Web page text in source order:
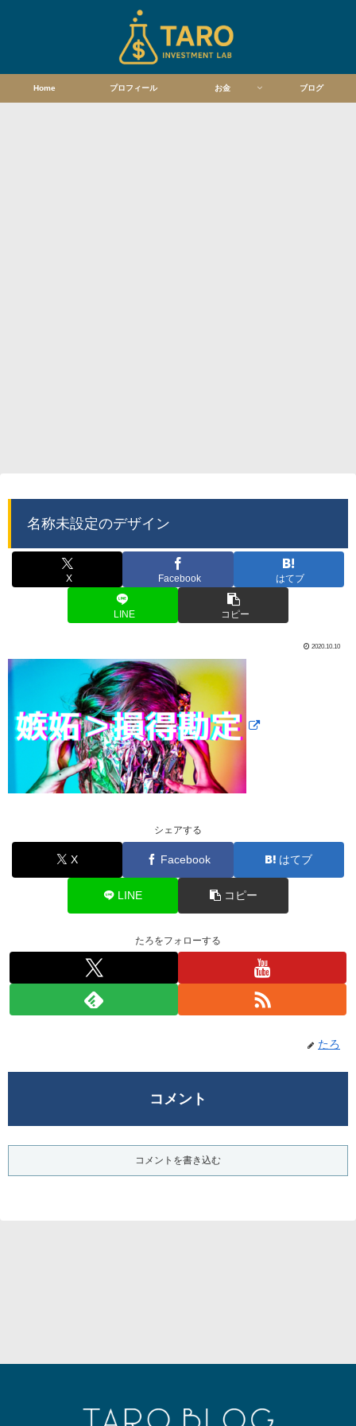
Home プロフィール お金 ブログ
名称未設定のデザイン
X Facebook はてブ
LINE コピー
2020.10.10
シェアする
X Facebook はてブ
LINE コピー
たろをフォローする
たろ
コメント
コメントを書き込む